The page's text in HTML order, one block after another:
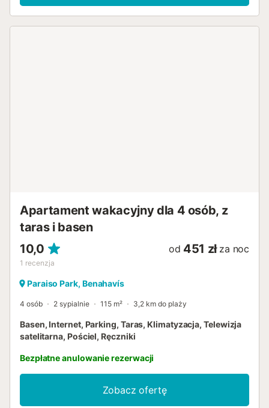
Apartament wakacyjny dla 4 osób, z
taras i basen
10,0
1 recenzja
od 451 zł za noc
Paraiso Park, Benahavís
4 osób 2 sypialnie 115 m² 3,2 km do plaży
Basen, Internet, Parking, Taras, Klimatyzacja, Telewizja
satelitarna, Pościel, Ręczniki
Bezpłatne anulowanie rezerwacji
Zobacz ofertę